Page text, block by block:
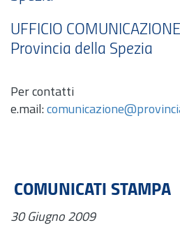
UFFICIO
Provincia della Spezia
Per contatti
e.mail:
COMUNICATI STAMPA
30 Giugno 2009